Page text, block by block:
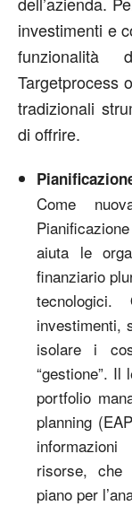
investimenti e
funzionalità
Targetprocess
tradizionali
di offrire.
Come
aiuta le
finanziario
investimenti,
isolare i
“gestione”.
portfolio
planning
risorse, che
piano per